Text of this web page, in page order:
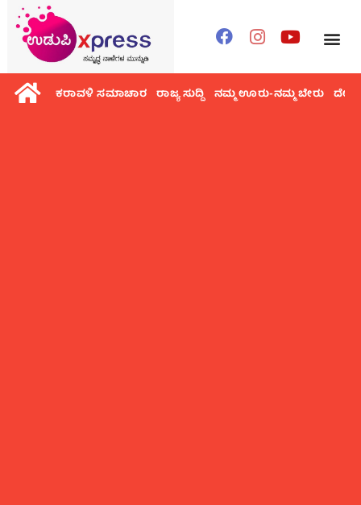
ಕರಾವಳಿ ಸಮಾಚಾರ ರಾಜ್ಯ ಸುದ್ದಿ ನಮ್ಮ ಊರು-ನಮ್ಮ ಬೇರು ದೇಶ